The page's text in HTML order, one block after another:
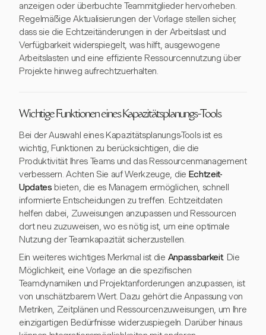
anzeigen oder überbuchte Teammitglieder hervorheben.
Regelmäßige Aktualisierungen der Vorlage stellen sicher,
dass sie die Echtzeitänderungen in der Arbeitslast und
Verfügbarkeit widerspiegelt, was hilft, ausgewogene
Arbeitslasten und eine effiziente Ressourcennutzung über
Projekte hinweg aufrechtzuerhalten.
Wichtige Funktionen eines Kapazitätsplanungs-Tools
Bei der Auswahl eines Kapazitätsplanungs-Tools ist es
wichtig, Funktionen zu berücksichtigen, die die
Produktivität Ihres Teams und das Ressourcenmanagement
verbessern. Achten Sie auf Werkzeuge, die Echtzeit-
Updates bieten, die es Managern ermöglichen, schnell
informierte Entscheidungen zu treffen. Echtzeitdaten
helfen dabei, Zuweisungen anzupassen und Ressourcen
dort neu zuzuweisen, wo es nötig ist, um eine optimale
Nutzung der Teamkapazität sicherzustellen.
Ein weiteres wichtiges Merkmal ist die Anpassbarkeit. Die
Möglichkeit, eine Vorlage an die spezifischen
Teamdynamiken und Projektanforderungen anzupassen, ist
von unschätzbarem Wert. Dazu gehört die Anpassung von
Metriken, Zeitplänen und Ressourcenzuweisungen, um Ihre
einzigartigen Bedürfnisse widerzuspiegeln. Darüber hinaus